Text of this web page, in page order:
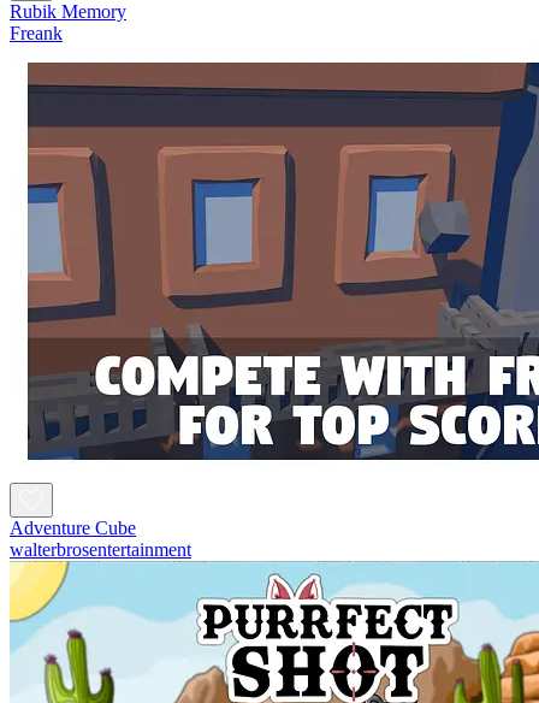
Rubik Memory
Freank
Adventure Cube
walterbrosentertainment